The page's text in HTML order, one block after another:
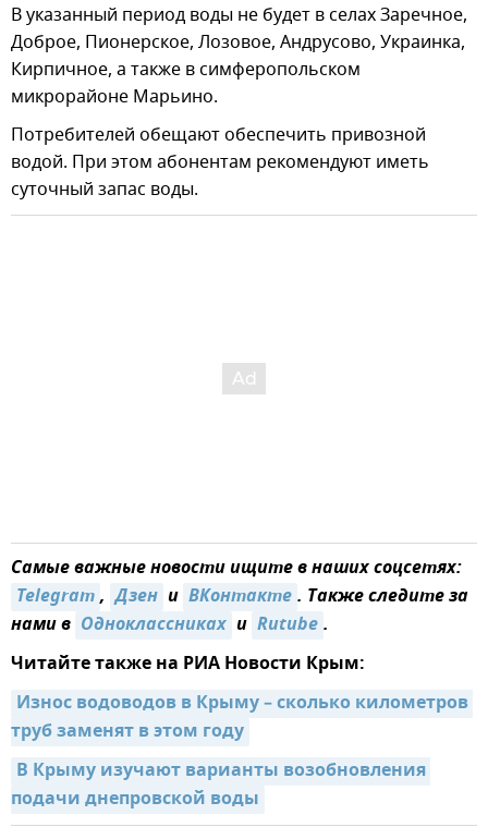
В указанный период воды не будет в селах Заречное,
Доброе, Пионерское, Лозовое, Андрусово, Украинка,
Кирпичное, а также в симферопольском
микрорайоне Марьино.
Потребителей обещают обеспечить привозной
водой. При этом абонентам рекомендуют иметь
суточный запас воды.
Самые важные новости ищите в наших соцсетях:
Telegram, Дзен и ВКонтакте. Также следите за
нами в Одноклассниках и Rutube.
Читайте также на РИА Новости Крым:
Износ водоводов в Крыму – сколько километров
труб заменят в этом году
В Крыму изучают варианты возобновления
подачи днепровской воды